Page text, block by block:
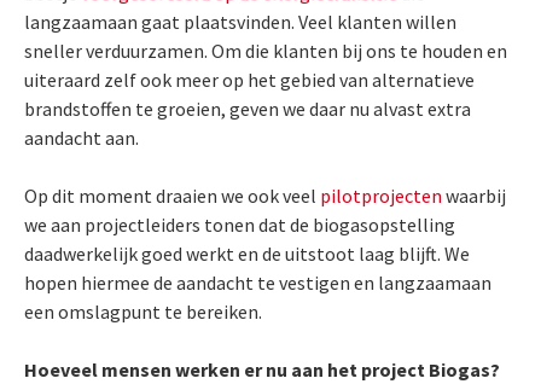
langzaamaan gaat plaatsvinden. Veel klanten willen
sneller verduurzamen. Om die klanten bij ons te houden en
uiteraard zelf ook meer op het gebied van alternatieve
brandstoffen te groeien, geven we daar nu alvast extra
aandacht aan.
Op dit moment draaien we ook veel pilotprojecten waarbij
we aan projectleiders tonen dat de biogasopstelling
daadwerkelijk goed werkt en de uitstoot laag blijft. We
hopen hiermee de aandacht te vestigen en langzaamaan
een omslagpunt te bereiken.
Hoeveel mensen werken er nu aan het project Biogas?